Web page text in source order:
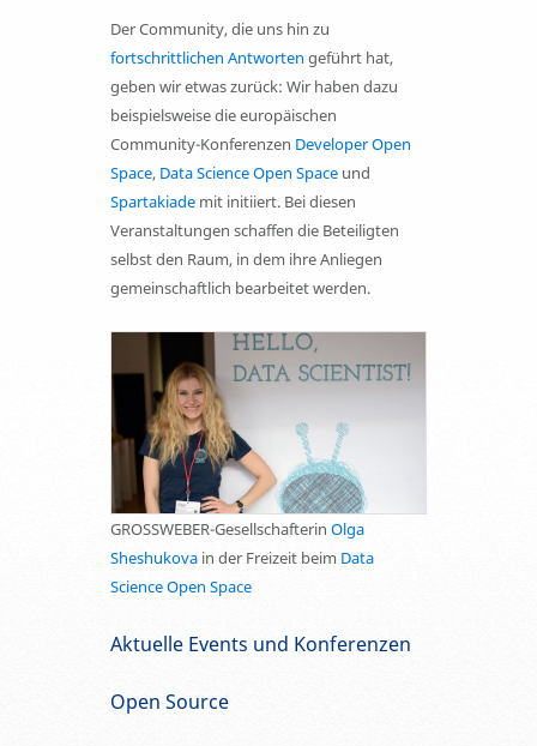
Der Community, die uns hin zu
fortschrittlichen Antworten geführt hat,
geben wir etwas zurück: Wir haben dazu
beispielsweise die europäischen
Community-Konferenzen Developer Open
Space, Data Science Open Space und
Spartakiade mit initiiert. Bei diesen
Veranstaltungen schaffen die Beteiligten
selbst den Raum, in dem ihre Anliegen
gemeinschaftlich bearbeitet werden.
GROSSWEBER-Gesellschafterin Olga
Sheshukova in der Freizeit beim Data
Science Open Space
Aktuelle Events und Konferenzen
Open Source